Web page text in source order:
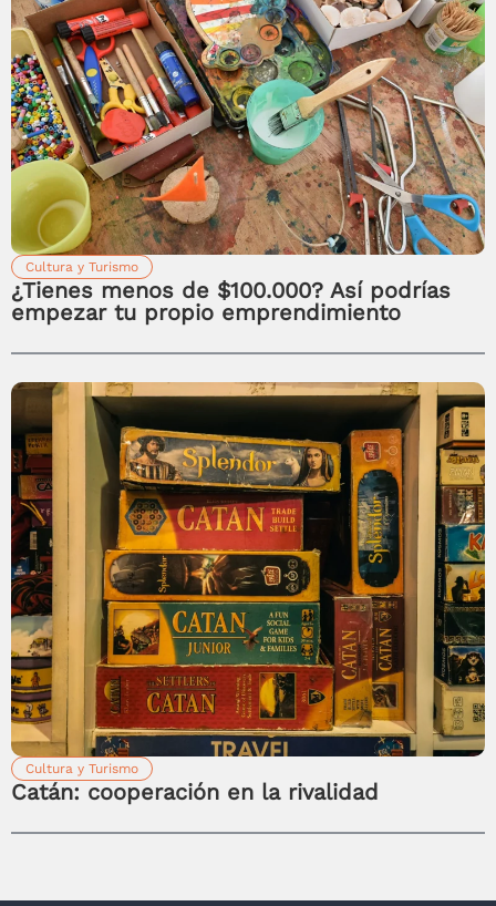
Cultura y Turismo
¿Tienes menos de $100.000? Así podrías
empezar tu propio emprendimiento
Cultura y Turismo
Catán: cooperación en la rivalidad